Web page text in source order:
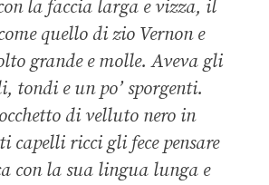
la faccia larga e vizza, il
quello di zio Vernon e
grande e molle. Aveva gli
tondi e un po’ sporgenti.
di velluto nero in
capelli ricci gli fece pensare
con la sua lingua lunga e